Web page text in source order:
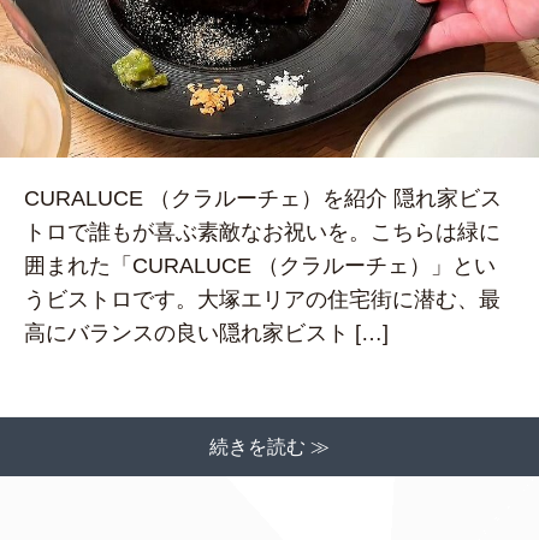
CURALUCE （クラルーチェ）を紹介 隠れ家ビス
トロで誰もが喜ぶ素敵なお祝いを。こちらは緑に
囲まれた「CURALUCE （クラルーチェ）」とい
うビストロです。大塚エリアの住宅街に潜む、最
高にバランスの良い隠れ家ビスト […]
続きを読む ≫